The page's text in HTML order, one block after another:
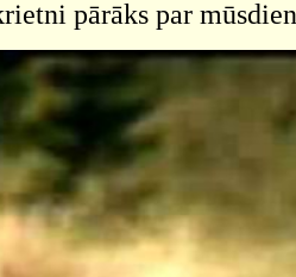
pārāks par